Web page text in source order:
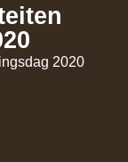
2020